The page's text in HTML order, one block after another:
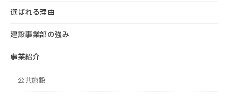
選ばれる理由
建設事業部の強み
事業紹介
公共施設